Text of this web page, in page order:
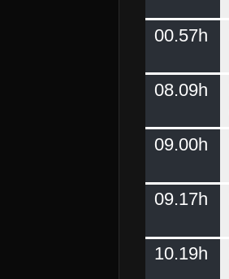
00.57h
08.09h
09.00h
09.17h
10.19h